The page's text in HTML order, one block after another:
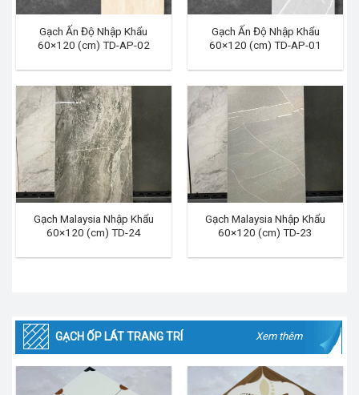
Gạch Ấn Độ Nhập Khẩu
60×120 (cm) TD-AP-02
Gạch Ấn Độ Nhập Khẩu
60×120 (cm) TD-AP-01
Gạch Malaysia Nhập Khẩu
60×120 (cm) TD-24
Gạch Malaysia Nhập Khẩu
60×120 (cm) TD-23
GẠCH ỐP LÁT TRANG TRÍ Xem thêm